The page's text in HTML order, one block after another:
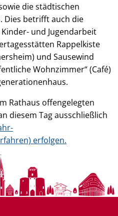
die städtischen
Dies betrifft auch die
und Jugendarbeit
Rappelkiste
und Sausewind
Wohnzimmer“ (Café)
Rathaus offengelegten
diesem Tag ausschließlich
erfolgen.